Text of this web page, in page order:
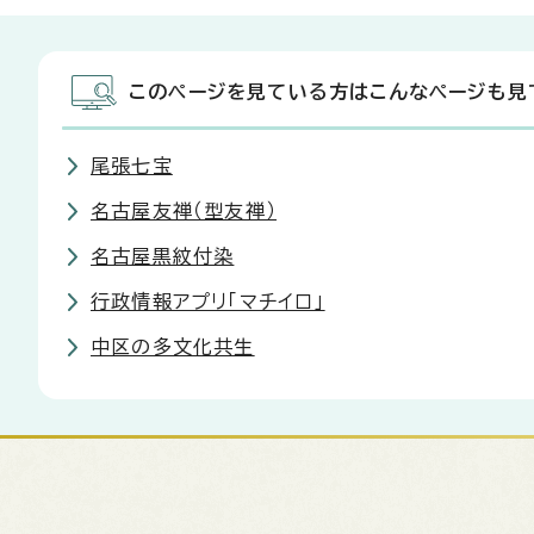
このページを見ている方はこんなページも見
尾張七宝
名古屋友禅（型友禅）
名古屋黒紋付染
行政情報アプリ「マチイロ」
中区の多文化共生